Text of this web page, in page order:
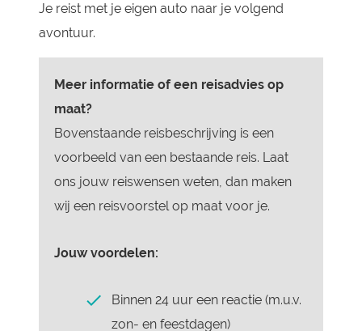
Je reist met je eigen auto naar je volgend
avontuur.
Meer informatie of een reisadvies op
maat?
Bovenstaande reisbeschrijving is een
voorbeeld van een bestaande reis. Laat
ons jouw reiswensen weten, dan maken
wij een reisvoorstel op maat voor je.
Jouw voordelen:
Binnen 24 uur een reactie (m.u.v.
zon- en feestdagen)